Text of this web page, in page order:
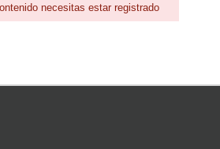
necesitas estar registrado